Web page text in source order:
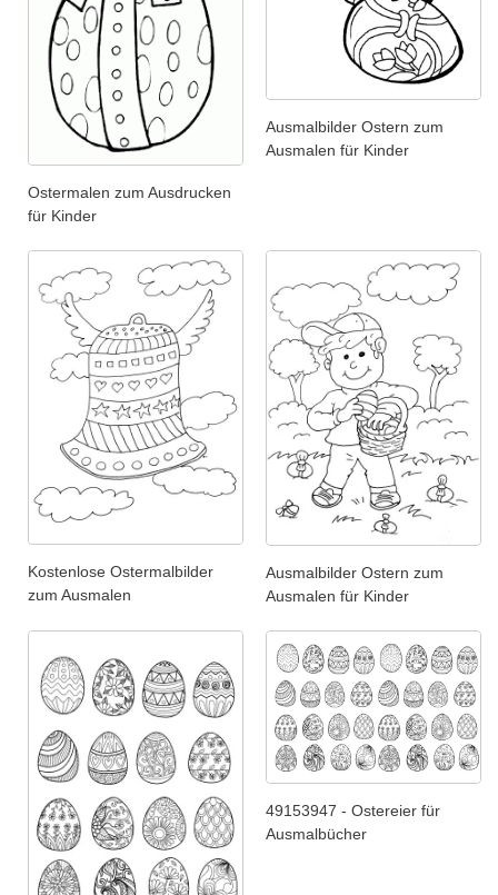
Ostermalen zum Ausdrucken
für Kinder
Ausmalbilder Ostern zum
Ausmalen für Kinder
Kostenlose Ostermalbilder
zum Ausmalen
Ausmalbilder Ostern zum
Ausmalen für Kinder
49153947 - Ostereier für
Ausmalbücher